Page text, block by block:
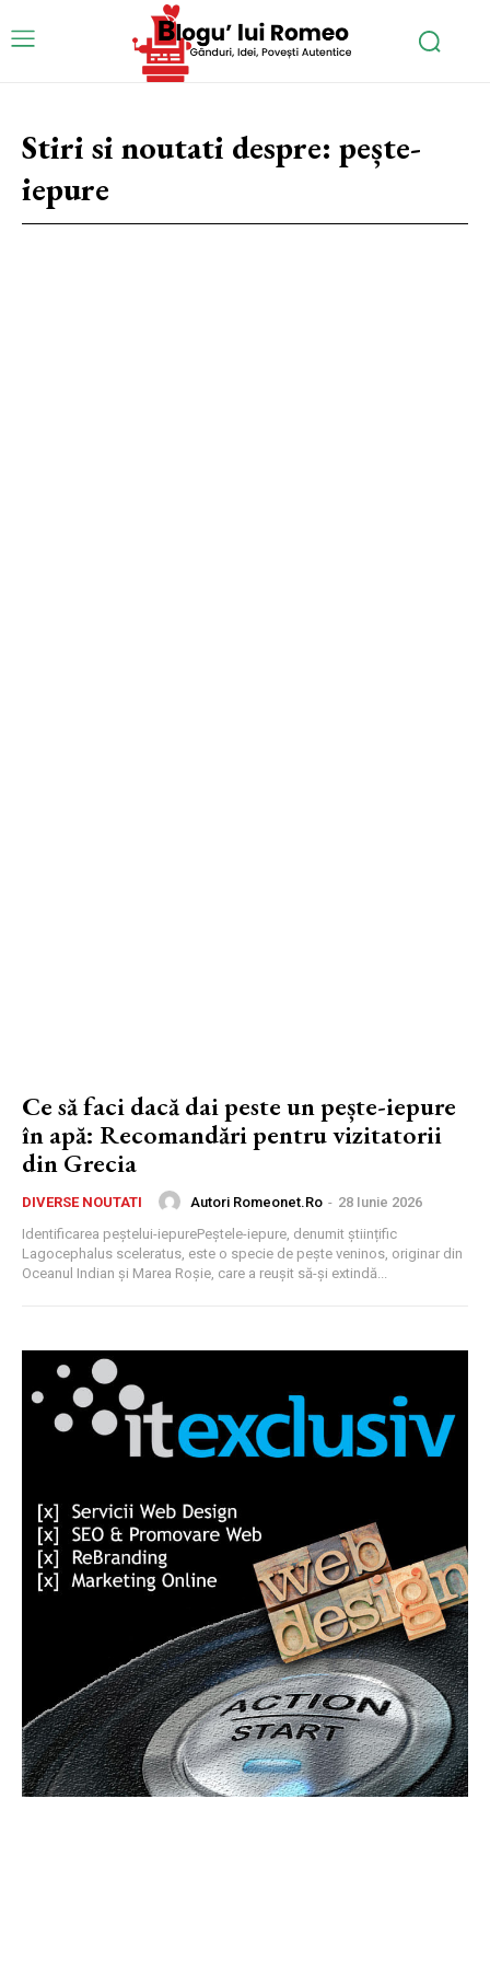
Stiri si noutati despre: pește-
iepure
Ce să faci dacă dai peste un pește-iepure
în apă: Recomandări pentru vizitatorii
din Grecia
DIVERSE NOUTATI Autori Romeonet.ro - 28 Iunie 2026
Identificarea peștelui-iepurePeștele-iepure, denumit științific
Lagocephalus sceleratus, este o specie de pește veninos, originar din
Oceanul Indian și Marea Roșie, care a reușit să-și extindă...